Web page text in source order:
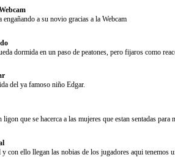
engañando a su novio gracias a la Webcam
dormida en un paso de peatones, pero fijaros como
del ya famoso niño Edgar.
que se hacerca a las mujeres que estan sentadas
con ello llegan las nobias de los jugadores aqui tenemos